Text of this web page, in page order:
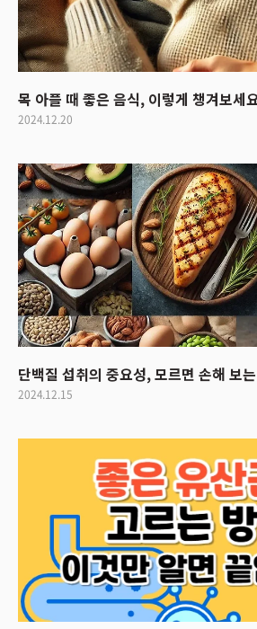
목 아플 때 좋은 음식, 이렇게 챙겨보세
2024.12.20
단백질 섭취의 중요성, 모르면 손해 보
2024.12.15